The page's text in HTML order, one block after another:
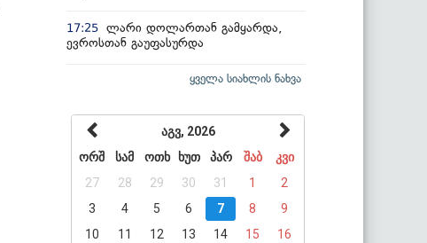
17:25 ლარი დოლართან გამყარდა,
ევროსთან გაუფასურდა
ყველა სიახლის ნახვა
აგვ, 2026
ორშ
სამ ოთხ ხუთ პარ შაბ
კვი
27
28 29 30 31 1
2
3
4 5 6 7 8
9
10
11 12 13 14 15
16